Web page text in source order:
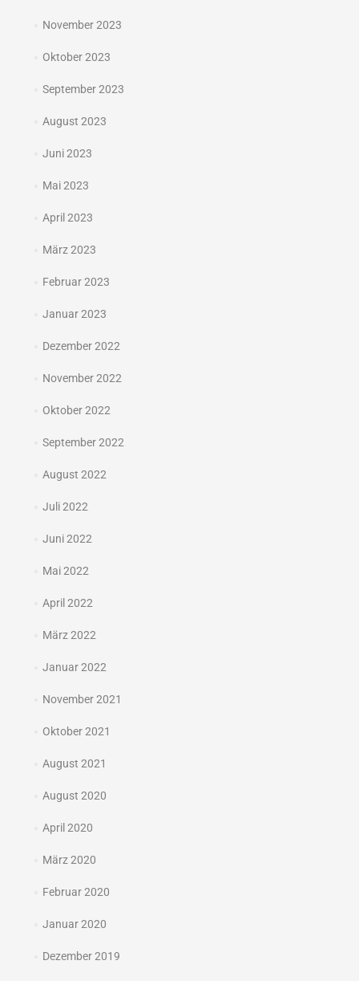
November 2023
Oktober 2023
September 2023
August 2023
Juni 2023
Mai 2023
April 2023
März 2023
Februar 2023
Januar 2023
Dezember 2022
November 2022
Oktober 2022
September 2022
August 2022
Juli 2022
Juni 2022
Mai 2022
April 2022
März 2022
Januar 2022
November 2021
Oktober 2021
August 2021
August 2020
April 2020
März 2020
Februar 2020
Januar 2020
Dezember 2019